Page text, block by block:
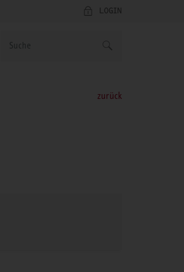
LOGIN
zurück